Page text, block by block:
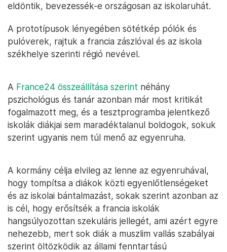
eldöntik, bevezessék-e országosan az iskolaruhát.
A prototípusok lényegében sötétkép pólók és
pulóverek, rajtuk a francia zászlóval és az iskola
székhelye szerinti régió nevével.
A France24 összeállítása szerint néhány
pszichológus és tanár azonban már most kritikát
fogalmazott meg, és a tesztprogramba jelentkező
iskolák diákjai sem maradéktalanul boldogok, sokuk
szerint ugyanis nem túl menő az egyenruha.
A kormány célja elvileg az lenne az egyenruhával,
hogy tompítsa a diákok közti egyenlőtlenségeket
és az iskolai bántalmazást, sokak szerint azonban az
is cél, hogy erősítsék a francia iskolák
hangsúlyozottan szekuláris jellegét, ami azért egyre
nehezebb, mert sok diák a muszlim vallás szabályai
szerint öltözködik az állami fenntartású